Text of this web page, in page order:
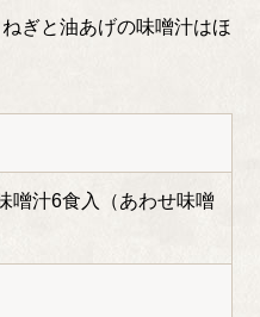
ぎと油あげの味噌汁はほ
噌汁6食入
（あわせ味噌